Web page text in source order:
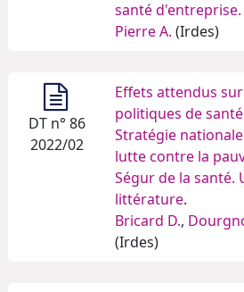
santé d'entreprise.
Pierre A. (Irdes)
DT n° 86
2022/02
Effets attendus
politiques de
Stratégie
lutte contre la
Ségur de la santé.
littérature.
Bricard D.,
(Irdes)